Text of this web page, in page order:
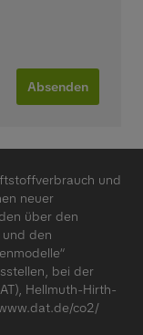
Absenden
und
neuer
über den
den
bei der
Hellmuth-Hirth-
co2/